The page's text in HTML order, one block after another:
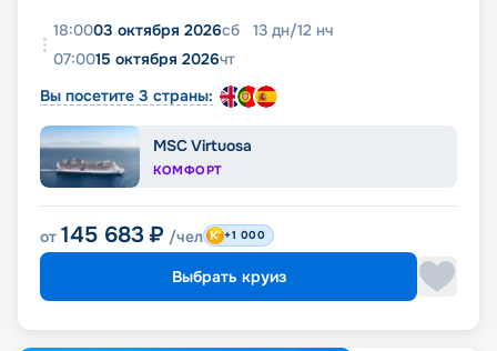
18:0003 октября 2026сб 13 дн/12 нч
07:0015 октября 2026чт
Вы посетите 3 страны:
MSC Virtuosa
КОМФОРТ
от 145 683 ₽ /чел +1 000
Выбрать круиз